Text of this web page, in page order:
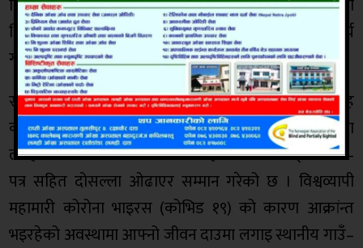
थियो । लमही जेसिजले एक हप्ता सम्म विभिन्न सामाजिक कार्य
गरेको थियो ।
स्वास्थ्यकर्मी सहित पाँचजना सम्मानित लमही जेसिजले सप्ताह
कार्यक्रम अन्तरगत सातौँ दिन स्वागत तथा समापन कार्यक्रममा
लमही अस्पतालका स्वास्थ्यकर्मी सहित पाँचजनालाई सम्मान–
पत्र सहित दोसल्ला ओढाएर सम्मान गरेको छ । विश्वव्यापी
महामारी कोरोना भाइरस (कोभिड १९) को कारण आक्रांन्त
भइरहेको अवस्थामा आफ्नो जीवन दाउमा लगाइ स्थानीय गाउँ–